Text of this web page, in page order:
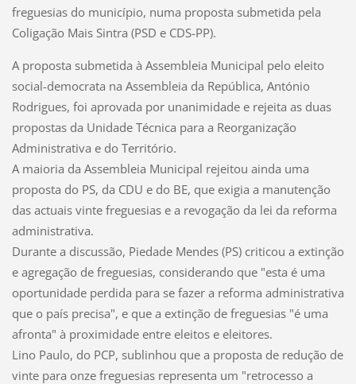
freguesias do município, numa proposta submetida pela
Coligação Mais Sintra (PSD e CDS-PP).
A proposta submetida à Assembleia Municipal pelo eleito
social-democrata na Assembleia da República, António
Rodrigues, foi aprovada por unanimidade e rejeita as duas
propostas da Unidade Técnica para a Reorganização
Administrativa e do Território.
A maioria da Assembleia Municipal rejeitou ainda uma
proposta do PS, da CDU e do BE, que exigia a manutenção
das actuais vinte freguesias e a revogação da lei da reforma
administrativa.
Durante a discussão, Piedade Mendes (PS) criticou a extinção
e agregação de freguesias, considerando que "esta é uma
oportunidade perdida para se fazer a reforma administrativa
que o país precisa", e que a extinção de freguesias "é uma
afronta" à proximidade entre eleitos e eleitores.
Lino Paulo, do PCP, sublinhou que a proposta de redução de
vinte para onze freguesias representa um "retrocesso a